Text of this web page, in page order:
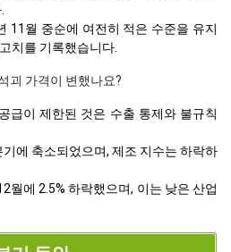
11월 중순에 여전히 적은 수준을 유지
치를 기록했습니다.
괴 가격이 변했나요?
급이 제한된 것은 수출 통제와 불규칙
에 축소되었으며, 제조 지수는 하락하
월에 2.5% 하락했으며, 이는 낮은 산업